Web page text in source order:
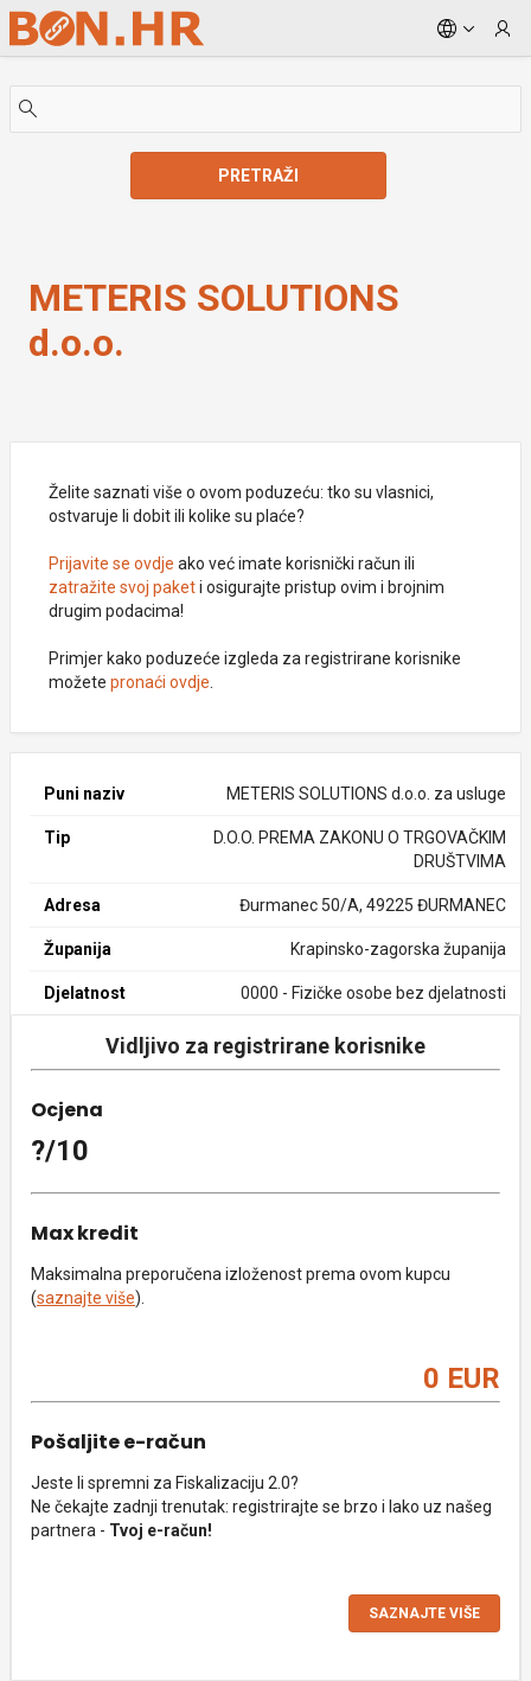
Skip to Main Content
PRETRAŽI
METERIS SOLUTIONS
d.o.o.
Želite saznati više o ovom poduzeću: tko su vlasnici,
ostvaruje li dobit ili kolike su plaće?
Prijavite se ovdje ako već imate korisnički račun ili
zatražite svoj paketi osigurajte pristup ovim i brojnim
drugim podacima!
Primjer kako poduzeće izgleda za registrirane korisnike
možete pronaći ovdje
Puni naziv METERIS SOLUTIONS d.o.o. za usluge
Tip
D.O.O. PREMA ZAKONU O TRGOVAČKIM
DRUŠTVIMA
Adresa Đurmanec 50/A, 49225 ĐURMANEC
Županija Krapinsko-zagorska županija
Djelatnost 0000 - Fizičke osobe bez djelatnosti
Vidljivo za registrirane korisnike
Ocjena
?/10
Max kredit
Maksimalna preporučena izloženost prema ovom kupcu
(saznajte više).
0 EUR
Pošaljite e-račun
Jeste li spremni za Fiskalizaciju 2.0?
Ne čekajte zadnji trenutak: registrirajte se brzo i lako uz našeg
partnera - Tvoj e-račun!
SAZNAJTE VIŠE